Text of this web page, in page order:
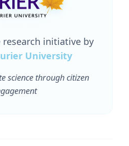
initiative by
University
science through citizen